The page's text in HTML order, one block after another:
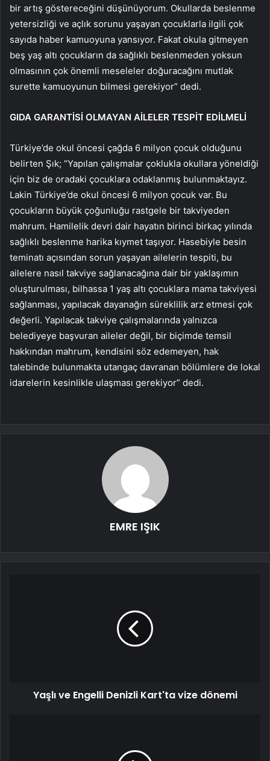
bir artış göstereceğini düşünüyorum. Okullarda beslenme
yetersizliği ve açlık sorunu yaşayan çocuklarla ilgili çok
sayıda haber kamuoyuna yansıyor. Fakat okula gitmeyen
beş yaş altı çocukların da sağlıklı beslenmeden yoksun
olmasının çok önemli meseleler doğuracağını mutlak
surette kamuoyunun bilmesi gerekiyor” dedi.
GIDA GARANTİSİ OLMAYAN AİLELER TESPİT EDİLMELİ
Türkiye’de okul öncesi çağda 6 milyon çocuk olduğunu
belirten Şık; “Yapılan çalışmalar çoklukla okullara yöneldiği
için biz de oradaki çocuklara odaklanmış bulunmaktayız.
Lakin Türkiye’de okul öncesi 6 milyon çocuk var. Bu
çocukların büyük çoğunluğu rastgele bir takviyeden
mahrum. Hamilelik devri dair hayatın birinci birkaç yılında
sağlıklı beslenme harika kıymet taşıyor. Hasebiyle besin
teminatı açısından sorun yaşayan ailelerin tespiti, bu
ailelere nasıl takviye sağlanacağına dair bir yaklaşımın
oluşturulması, bilhassa 1 yaş altı çocuklara mama takviyesi
sağlanması, yapılacak dayanağın süreklilik arz etmesi çok
değerli. Yapılacak takviye çalışmalarında yalnızca
belediyeye başvuran aileler değil, bir biçimde temsil
hakkından mahrum, kendisini söz edemeyen, hak
talebinde bulunmakta utangaç davranan bölümlere de lokal
idarelerin kesinlikle ulaşması gerekiyor” dedi.
EMRE IŞIK
Yaşlı ve Engelli Denizli Kart'ta vize dönemi